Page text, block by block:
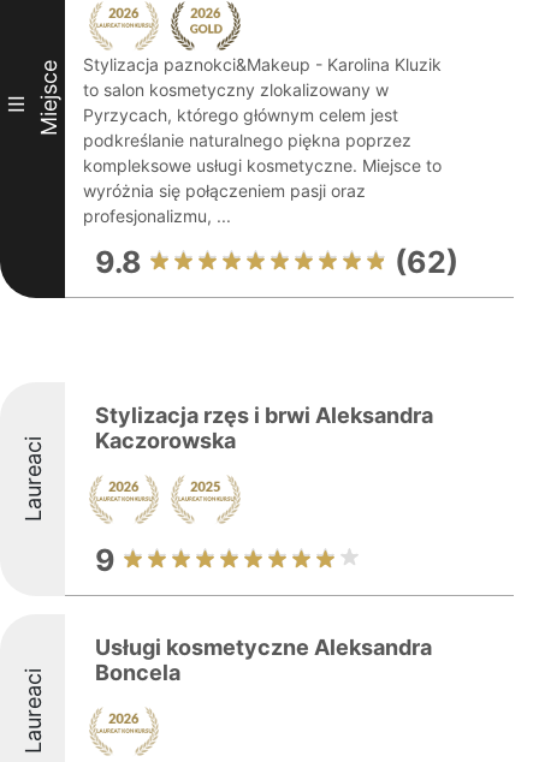
III Miejsce
Stylizacja paznokci&Makeup - Karolina Kluzik
to salon kosmetyczny zlokalizowany w
Pyrzycach, którego głównym celem jest
podkreślanie naturalnego piękna poprzez
kompleksowe usługi kosmetyczne. Miejsce to
wyróżnia się połączeniem pasji oraz
profesjonalizmu, ...
9.8 (62)
Laureaci
Stylizacja rzęs i brwi Aleksandra
Kaczorowska
9
Laureaci
Usługi kosmetyczne Aleksandra
Boncela